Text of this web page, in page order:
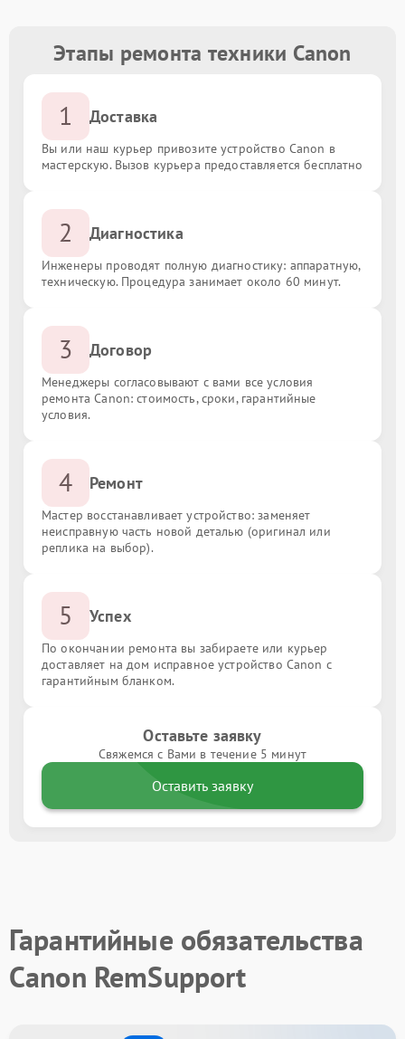
Этапы ремонта техники Canon
1 Доставка
Вы или наш курьер привозите устройство Canon в
мастерскую. Вызов курьера предоставляется бесплатно
2 Диагностика
Инженеры проводят полную диагностику: аппаратную,
техническую. Процедура занимает около 60 минут.
3 Договор
Менеджеры согласовывают с вами все условия
ремонта Canon: стоимость, сроки, гарантийные
условия.
4 Ремонт
Мастер восстанавливает устройство: заменяет
неисправную часть новой деталью (оригинал или
реплика на выбор).
5 Успех
По окончании ремонта вы забираете или курьер
доставляет на дом исправное устройство Canon с
гарантийным бланком.
Оставьте заявку
Свяжемся с Вами в течение 5 минут
Оставить заявку
Гарантийные обязательства
Canon RemSupport